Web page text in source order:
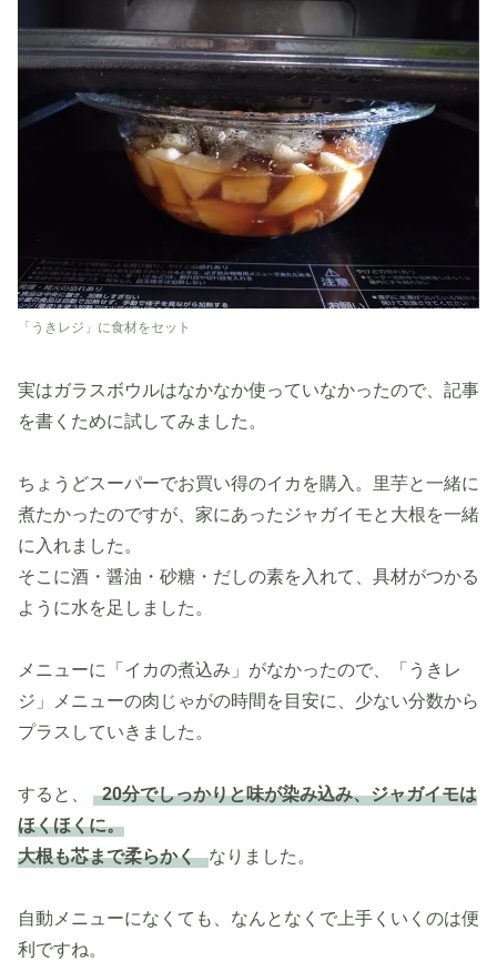
「うきレジ」に食材をセット
実はガラスボウルはなかなか使っていなかったので、記事
を書くために試してみました。
ちょうどスーパーでお買い得のイカを購入。里芋と一緒に
煮たかったのですが、家にあったジャガイモと大根を一緒
に入れました。
そこに酒・醤油・砂糖・だしの素を入れて、具材がつかる
ように水を足しました。
メニューに「イカの煮込み」がなかったので、「うきレ
ジ」メニューの肉じゃがの時間を目安に、少ない分数から
プラスしていきました。
すると、
20分でしっかりと味が染み込み、ジャガイモは
ほくほくに。
大根も芯まで柔らかく なりました。
自動メニューになくても、なんとなくで上手くいくのは便
利ですね。